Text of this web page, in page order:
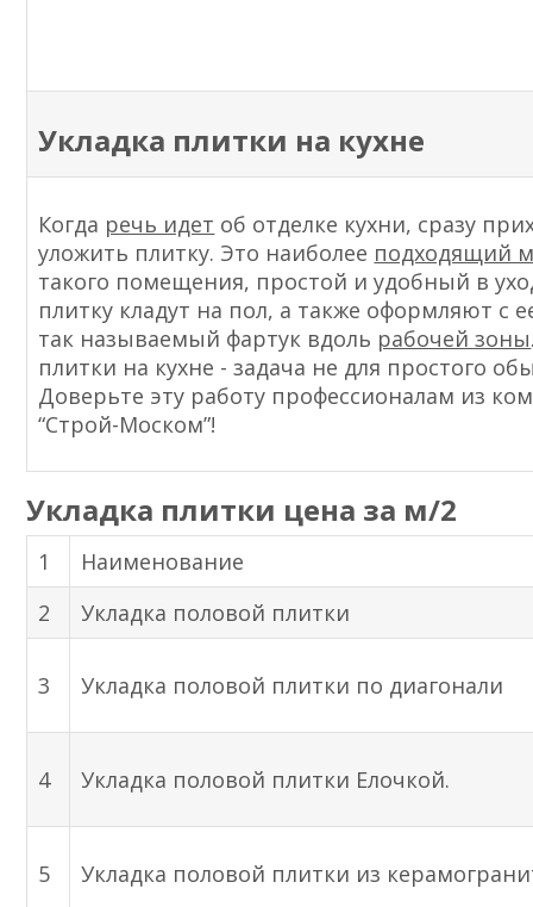
Укладка плитки на кухне
Когда речь идет об отделке кухни, сразу
уложить плитку. Это наиболее подходящий
такого помещения, простой и удобный в
плитку кладут на пол, а также оформляют с
так называемый фартук вдоль рабочей зоны
плитки на кухне - задача не для простого
Доверьте эту работу профессионалам из
“Строй-Моском”!
Укладка плитки цена за м/2
1
Наименование
2
Укладка половой плитки
3 Укладка половой плитки по диагонали
4 Укладка половой плитки Елочкой.
5 Укладка половой плитки из